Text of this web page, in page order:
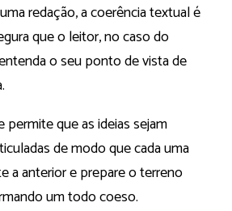
redação, a coerência textual é
que o leitor, no caso do
o seu ponto de vista de
que as ideias sejam
de modo que cada uma
a anterior e prepare o terreno
um todo coeso.